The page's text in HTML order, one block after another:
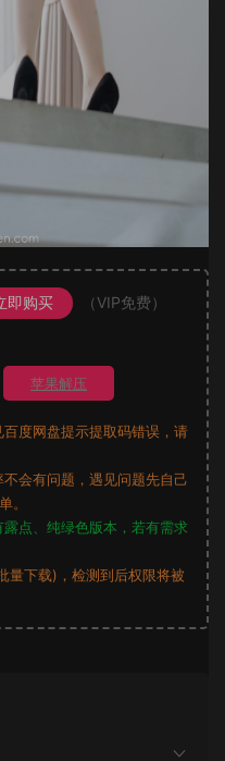
即购买
（VIP免费）
苹果解压
度网盘提示提取码错误，请
会有问题，遇见问题先自己
。
点、纯绿色版本，若有需求
下载)，检测到后权限将被